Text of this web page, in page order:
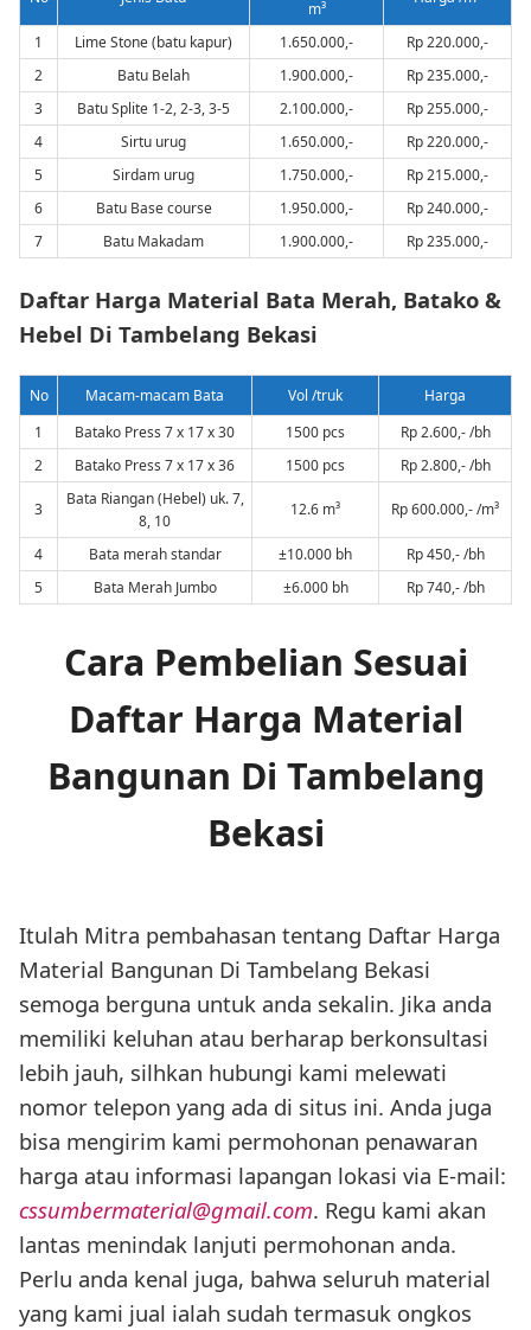
m³
1 Lime Stone (batu kapur) 1.650.000,-
Rp 220.000,-
2
Batu Belah 1.900.000,-
Rp 235.000,-
3
Batu Splite 1-2, 2-3, 3-5 2.100.000,-
Rp 255.000,-
4
Sirtu urug 1.650.000,-
Rp 220.000,-
5
Sirdam urug 1.750.000,-
Rp 215.000,-
6
Batu Base course 1.950.000,-
Rp 240.000,-
7
Batu Makadam 1.900.000,- Rp 235.000,-
Daftar Harga Material Bata Merah, Batako &
Hebel Di Tambelang Bekasi
No Macam-macam Bata Vol /truk
Harga
1
Batako Press 7 x 17 x 30 1500 pcs
Rp 2.600,- /bh
2
Batako Press 7 x 17 x 36 1500 pcs Rp 2.800,- /bh
3
Bata Riangan (Hebel) uk. 7,
8, 10
12.6 m³ Rp 600.000,- /m³
4 Bata merah standar ±10.000 bh
Rp 450,- /bh
5
Bata Merah Jumbo ±6.000 bh Rp 740,- /bh
Cara Pembelian Sesuai
Daftar Harga Material
Bangunan Di Tambelang
Bekasi
Itulah Mitra pembahasan tentang Daftar Harga
Material Bangunan Di Tambelang Bekasi
semoga berguna untuk anda sekalin. Jika anda
memiliki keluhan atau berharap berkonsultasi
lebih jauh, silhkan hubungi kami melewati
nomor telepon yang ada di situs ini. Anda juga
bisa mengirim kami permohonan penawaran
harga atau informasi lapangan lokasi via E-mail:
cssumbermaterial@gmail.com. Regu kami akan
lantas menindak lanjuti permohonan anda.
Perlu anda kenal juga, bahwa seluruh material
yang kami jual ialah sudah termasuk ongkos